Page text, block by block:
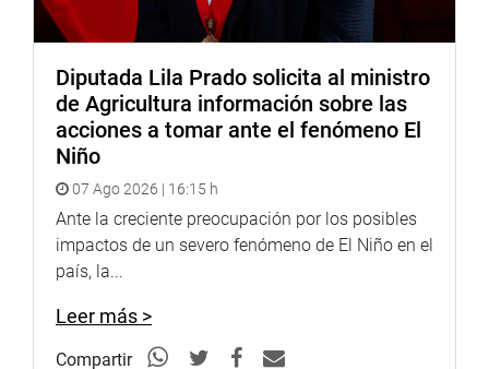
Diputada Lila Prado solicita al ministro
de Agricultura información sobre las
acciones a tomar ante el fenómeno El
Niño
07 Ago 2026 | 16:15 h
Ante la creciente preocupación por los posibles
impactos de un severo fenómeno de El Niño en el
país, la...
Leer más >
Compartir